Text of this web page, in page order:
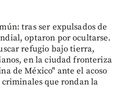
tras ser expulsados de
optaron por ocultarse.
refugio bajo tierra,
en la ciudad fronteriza
de México" ante el acoso
que rondan la